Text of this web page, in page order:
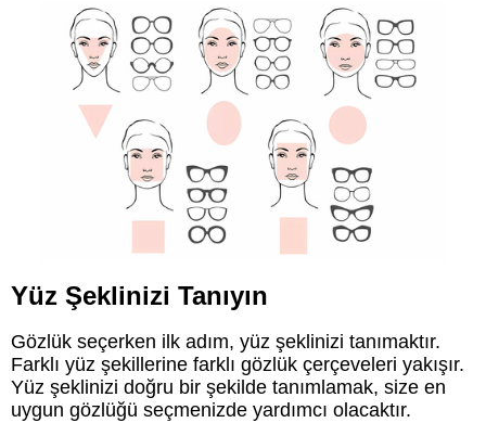
Yüz Şeklinizi Tanıyın
Gözlük seçerken ilk adım, yüz şeklinizi tanımaktır.
Farklı yüz şekillerine farklı gözlük çerçeveleri yakışır.
Yüz şeklinizi doğru bir şekilde tanımlamak, size en
uygun gözlüğü seçmenizde yardımcı olacaktır.